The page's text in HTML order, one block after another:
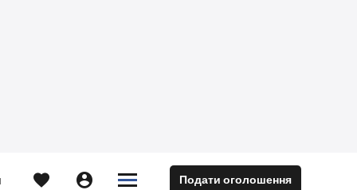
  

 Подати оголошення